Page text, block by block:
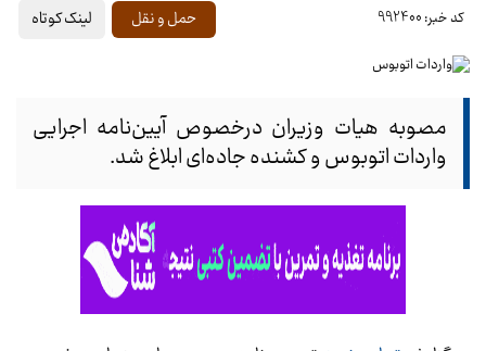
کد خبر: 992400 حمل و نقل لینک کوتاه
مصوبه هیات وزیران درخصوص آیین‌نامه اجرایی
واردات اتوبوس و کشنده جاده‌ای ابلاغ شد.